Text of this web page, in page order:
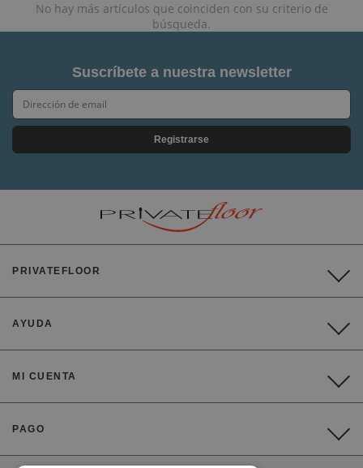
No hay más artículos que coinciden con su criterio de
búsqueda.
Suscríbete a nuestra newsletter
Registrarse
PRIVATEFLOOR
AYUDA
MI CUENTA
PAGO